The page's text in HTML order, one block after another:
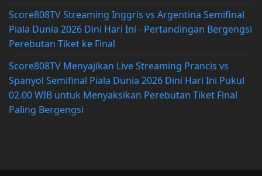
Score808TV Streaming Inggris vs Argentina Semifinal
Piala Dunia 2026 Dini Hari Ini - Pertandingan Bergengsi
Perebutan Tiket ke Final
Score808TV Menyajikan Live Streaming Prancis vs
Spanyol Semifinal Piala Dunia 2026 Dini Hari Ini Pukul
02.00 WIB untuk Menyaksikan Perebutan Tiket Final
Paling Bergengsi